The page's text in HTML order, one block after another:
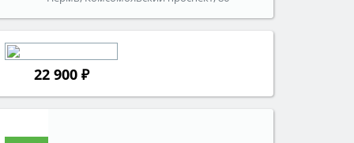
22 900 ₽